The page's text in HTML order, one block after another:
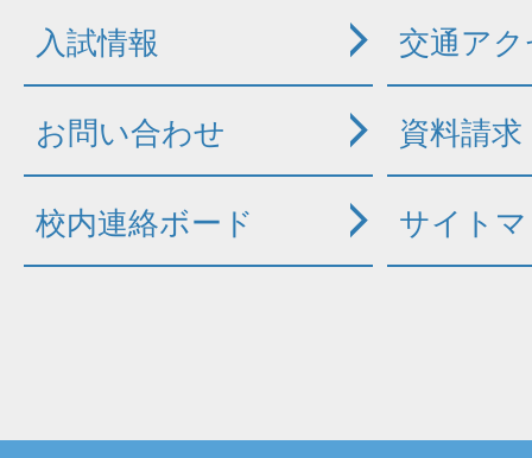
入試情報 交通ア
お問い合わせ 資料請求
校内連絡ボード サイト